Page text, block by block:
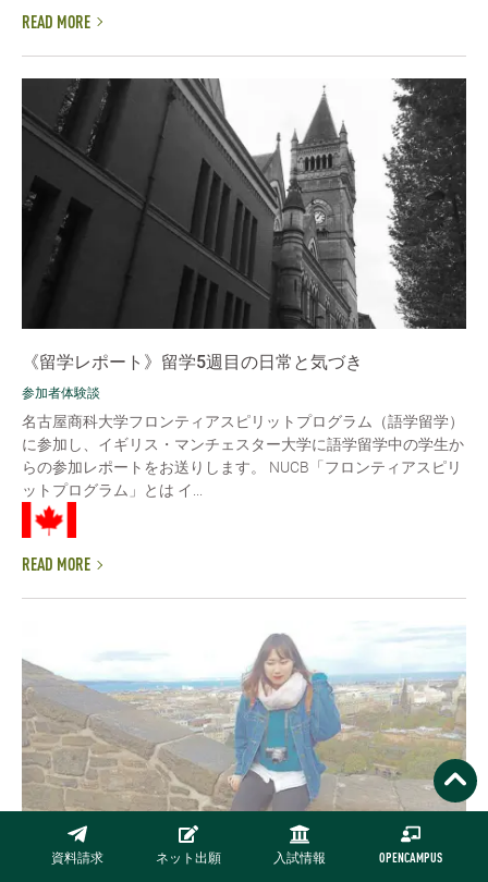
資料請求 ネット出願 入試情報 OPENCAMPUS
READ MORE
《留学レポート》留学5週目の日常と気づき
参加者体験談
名古屋商科大学フロンティアスピリットプログラム（語学留学）
に参加し、イギリス・マンチェスター大学に語学留学中の学生か
らの参加レポートをお送りします。 NUCB「フロンティアスピリ
ットプログラム」とは イ...
READ MORE